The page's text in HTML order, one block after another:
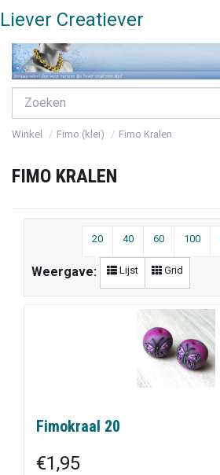
Liever Creatiever
Winkel Fimo (klei) Fimo Kralen
FIMO KRALEN
20 40 60 100
Weergave: Lijst Grid
Fimokraal 20
€1,95